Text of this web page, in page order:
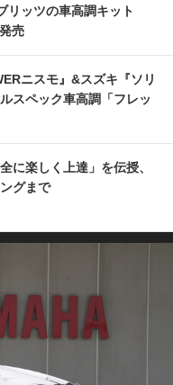
リッツの車高調キット
売
ニスモ』&スズキ『ソリ
スペック車高調「フレッ
に楽しく上達」を伝授、
グまで